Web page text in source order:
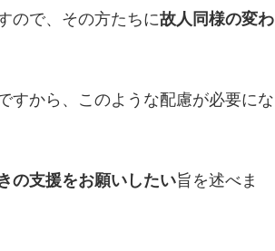
ので、その方たちに故人同様の変わ
すから、このような配慮が必要にな
の支援をお願いしたい旨を述べま